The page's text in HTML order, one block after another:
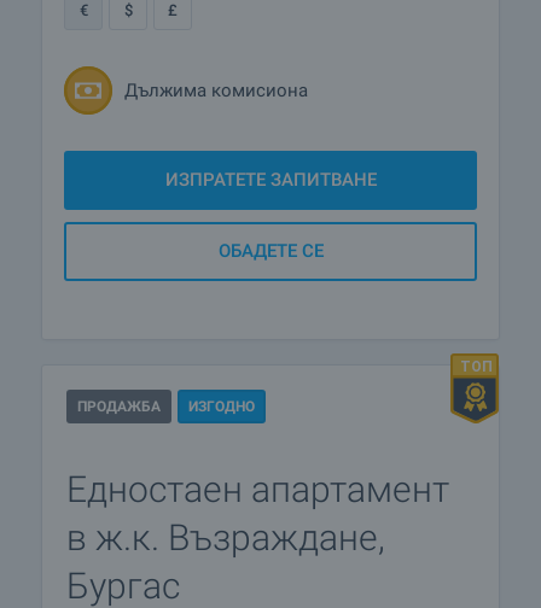
€ $ £
Дължима комисиона
ИЗПРАТЕТЕ ЗАПИТВАНЕ
ОБАДЕТЕ СЕ
ПРОДАЖБА ИЗГОДНО
Едностаен апартамент
в ж.к. Възраждане,
Бургас